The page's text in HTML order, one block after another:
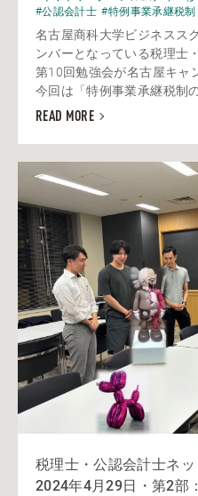
#公認会計士 #特例事業承継税制
名古屋商科大学ビジネスス
ンバーとなっている税理士
第10回勉強会が名古屋キャ
今回は「特例事業承継税制
READ MORE
税理士・公認会計士ネ
2024年4月29日・第2部